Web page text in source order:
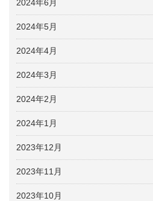
2024年6月
2024年5月
2024年4月
2024年3月
2024年2月
2024年1月
2023年12月
2023年11月
2023年10月